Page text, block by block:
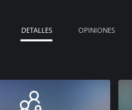
DETALLES OPINIONES